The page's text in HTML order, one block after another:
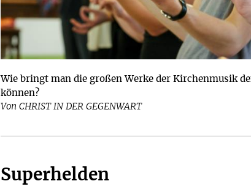
Wie bringt man die großen Werke der Kirchenmusik
können?
Von CHRIST IN DER GEGENWART
Superhelden